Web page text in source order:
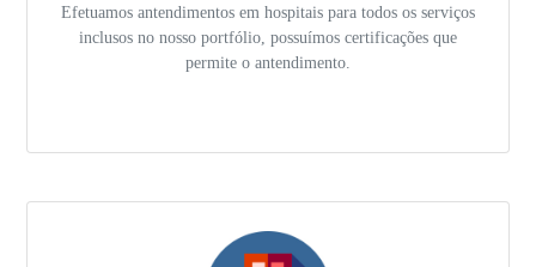
Efetuamos antendimentos em hospitais para todos os serviços
inclusos no nosso portfólio, possuímos certificações que
permite o antendimento.